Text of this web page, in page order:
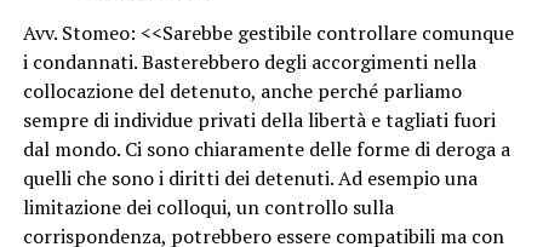
Avv. Stomeo: <<Sarebbe gestibile controllare comunque
i condannati. Basterebbero degli accorgimenti nella
collocazione del detenuto, anche perché parliamo
sempre di individue privati della libertà e tagliati fuori
dal mondo. Ci sono chiaramente delle forme di deroga a
quelli che sono i diritti dei detenuti. Ad esempio una
limitazione dei colloqui, un controllo sulla
corrispondenza, potrebbero essere compatibili ma con